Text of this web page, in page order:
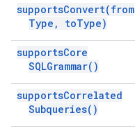
supportsConvert(from
Type , toType)
supportsCore
SQLGrammar( )
supportsCorrelated
Subqueries( )